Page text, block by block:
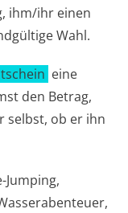
ihm/ihr einen
Wahl.
eine
den Betrag,
selbst, ob er ihn
Jumping,